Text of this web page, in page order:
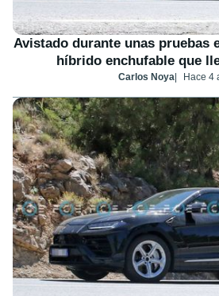
Avistado durante unas pruebas
híbrido enchufable que
Carlos Noya Hace 4